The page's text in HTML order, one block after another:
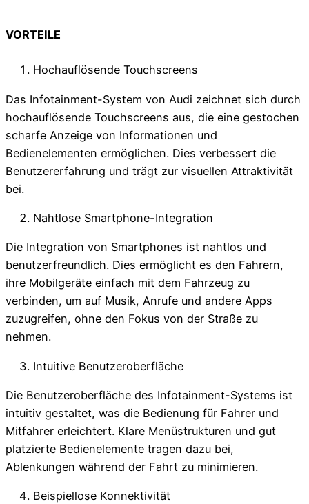
VORTEILE
Hochauflösende Touchscreens
Das Infotainment-System von Audi zeichnet sich durch
hochauflösende Touchscreens aus, die eine gestochen
scharfe Anzeige von Informationen und
Bedienelementen ermöglichen. Dies verbessert die
Benutzererfahrung und trägt zur visuellen Attraktivität
bei.
Nahtlose Smartphone-Integration
Die Integration von Smartphones ist nahtlos und
benutzerfreundlich. Dies ermöglicht es den Fahrern,
ihre Mobilgeräte einfach mit dem Fahrzeug zu
verbinden, um auf Musik, Anrufe und andere Apps
zuzugreifen, ohne den Fokus von der Straße zu
nehmen.
Intuitive Benutzeroberfläche
Die Benutzeroberfläche des Infotainment-Systems ist
intuitiv gestaltet, was die Bedienung für Fahrer und
Mitfahrer erleichtert. Klare Menüstrukturen und gut
platzierte Bedienelemente tragen dazu bei,
Ablenkungen während der Fahrt zu minimieren.
Beispiellose Konnektivität